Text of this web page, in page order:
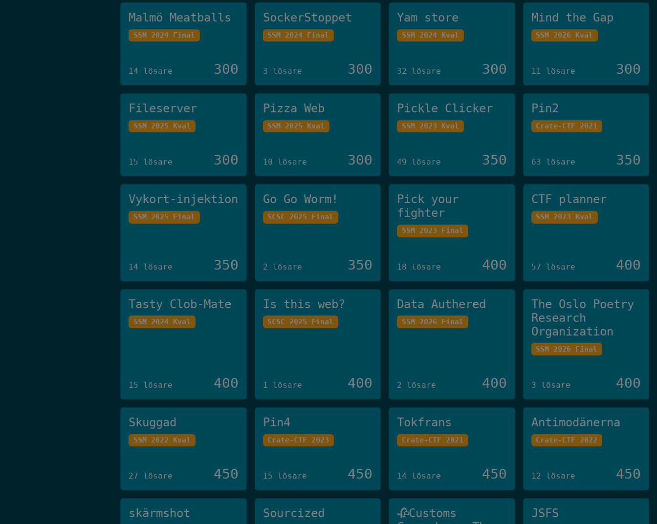
Malmö Meatballs
SSM 2024 Final
14 lösare 300
SockerStoppet
SSM 2024 Final
3 lösare 300
Yam store
SSM 2024 Kval
32 lösare 300
Mind the Gap
SSM 2026 Kval
11 lösare 300
Fileserver
SSM 2025 Kval
15 lösare 300
Pizza Web
SSM 2025 Kval
10 lösare 300
Pickle Clicker
SSM 2023 Kval
49 lösare 350
Pin2
Crate-CTF 2021
63 lösare 350
Vykort-injektion
SSM 2025 Final
14 lösare 350
Go Go Worm!
SCSC 2025 Final
2 lösare 350
Pick your
fighter
SSM 2023 Final
18 lösare 400
CTF planner
SSM 2023 Kval
57 lösare 400
Tasty Clob-Mate
SSM 2024 Kval
15 lösare 400
Is this web?
SCSC 2025 Final
1 lösare 400
Data Authered
SSM 2026 Final
2 lösare 400
The Oslo Poetry
Research
Organization
SSM 2026 Final
3 lösare 400
Skuggad
SSM 2022 Kval
27 lösare 450
Pin4
Crate-CTF 2023
15 lösare 450
Tokfrans
Crate-CTF 2021
14 lösare 450
Antimodänerna
Crate-CTF 2022
12 lösare 450
skärmshot Sourcized
🥀Customs
JSFS